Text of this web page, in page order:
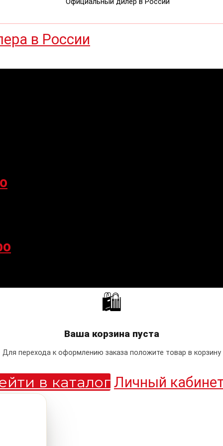
🛍
Ваша корзина пуста
Для перехода к оформлению заказа положите товар в корзину
в каталог Личный